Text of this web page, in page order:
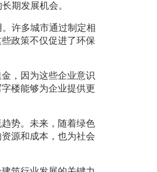
期发展机会。
许多城市通过制定相
政策不仅促进了环保
，因为这些企业意识
楼能够为企业提供更
势。未来，随着绿色
源和成本，也为社会